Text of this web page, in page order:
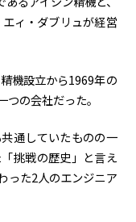
ィ・ダブリュが経営
機設立から1969年の
の会社だった。
通していたものの一
挑戦の歴史」と言え
った2人のエンジニア